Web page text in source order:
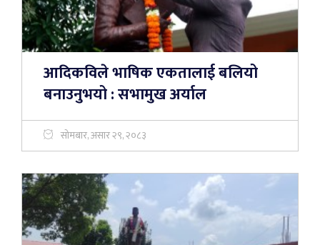
आदिकविले भाषिक एकतालाई बलियो
बनाउनुभयो : सभामुख अर्याल
सोमबार, असार २९, २०८३